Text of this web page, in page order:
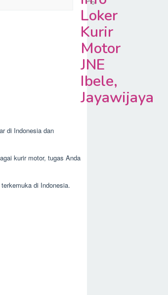
Loker
Kurir
Motor
JNE
Ibele,
Jayawijaya
di Indonesia dan
kurir motor, tugas Anda
di Indonesia.